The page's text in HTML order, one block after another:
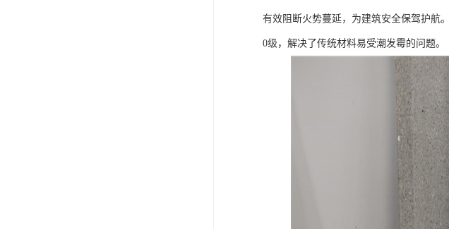
有效阻断火势蔓延，为建筑安全保驾护航
0级，解决了传统材料易受潮发霉的问题。